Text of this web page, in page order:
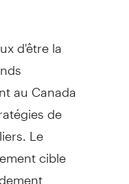
d'être la
au Canada
de
Le
cible